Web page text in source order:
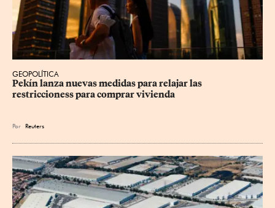
GEOPOLÍTICA
Pekín lanza nuevas medidas para relajar ⁠las
restriccioness para comprar vivienda
Por Reuters